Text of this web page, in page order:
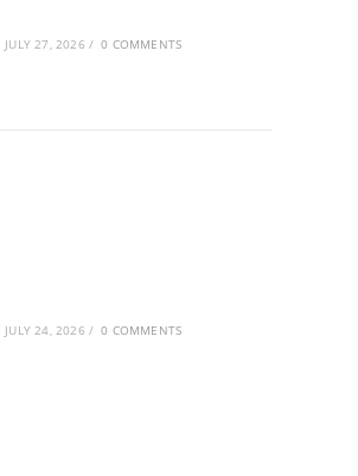
JULY 27, 2026 / 0 COMMENTS
JULY 24, 2026 / 0 COMMENTS